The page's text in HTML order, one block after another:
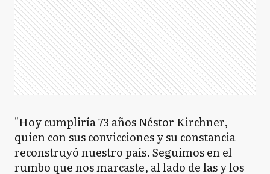
"Hoy cumpliría 73 años Néstor Kirchner,
quien con sus convicciones y su constancia
reconstruyó nuestro país. Seguimos en el
rumbo que nos marcaste, al lado de las y los